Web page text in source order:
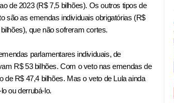
de 2023 (R$ 7,5 bilhões). Os outros tipos de
são as emendas individuais obrigatórias (R$
que não sofreram cortes.
parlamentares individuais, de
R$ 53 bilhões. Com o veto nas emendas de
R$ 47,4 bilhões. Mas o veto de Lula ainda
ou derrubá-lo.